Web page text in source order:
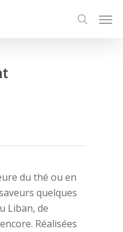
du thé ou en
quelques
Liban, de
Réalisées